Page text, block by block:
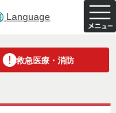
Language
救急医療・消防